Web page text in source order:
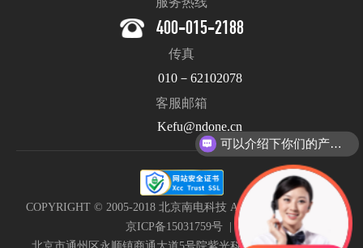
400-015-2188
传真
010－62102078
客服邮箱
Kefu@ndone.cn
COPYRIGHT © 2005-2018 北京南电科技 All Rights Reserved. |
京ICP备15031759号|
可以介绍下你们的产品么？